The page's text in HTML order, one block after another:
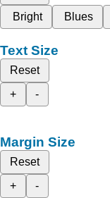
Bright
Blues
Text Size
Reset
+
-
Margin Size
Reset
+
-